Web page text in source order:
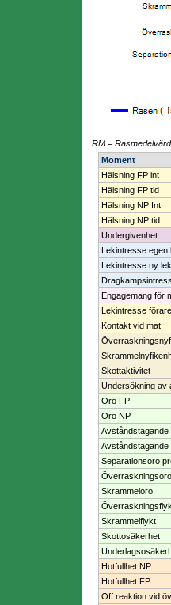
RM =
Moment
Hälsning FP int
Hälsning FP tid
Hälsning NP Int
Hälsning NP tid
Undergivenhet
Lekintresse egen
Lekintresse ny
Engagemang för
Lekintresse
Kontakt vid mat
Skottaktivitet
Undersökning av
Oro FP
Oro NP
Avståndstagande
Avståndstagande
Separationsoro
Överraskningsoro
Skrammeloro
Skrammelflykt
Skottosäkerhet
Hotfullhet NP
Hotfullhet FP
Off reaktion vid